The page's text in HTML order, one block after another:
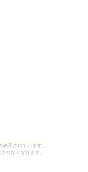
示されています。
れなくなります。